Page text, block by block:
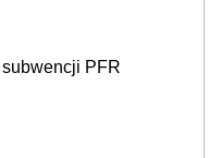
PFR